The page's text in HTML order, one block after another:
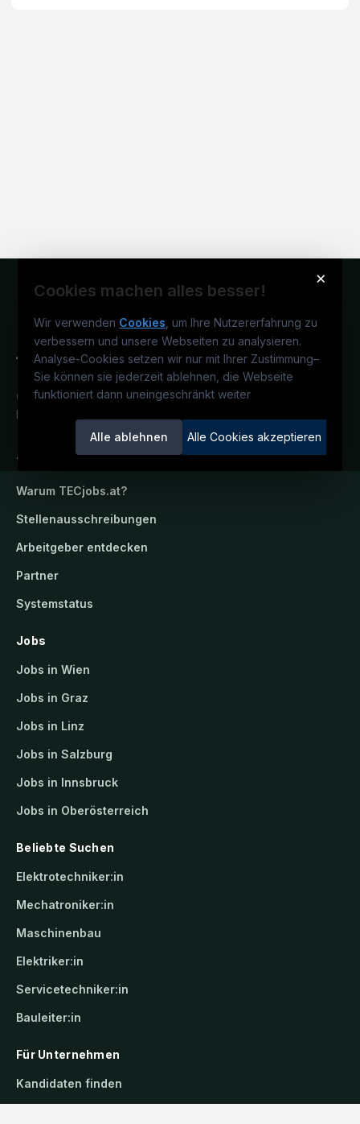
×
Cookies machen alles besser!
Wir verwenden Cookies , um Ihre Nutzererfahrung zu
verbessern und unsere Webseiten zu analysieren.
Analyse-Cookies setzen wir nur mit Ihrer Zustimmung–
Sie können sie jederzeit ablehnen, die Webseite
funktioniert dann uneingeschränkt weiter
Alle ablehnen Alle Cookies akzeptieren
Österreichs technisches Karriereportal.
Ein Service der candidatis GmbH.
TECjobs.at
Warum TECjobs.at?
Stellenausschreibungen
Arbeitgeber entdecken
Partner
Systemstatus
Jobs
Jobs in Wien
Jobs in Graz
Jobs in Linz
Jobs in Salzburg
Jobs in Innsbruck
Jobs in Oberösterreich
Beliebte Suchen
Elektrotechniker:in
Mechatroniker:in
Maschinenbau
Elektriker:in
Servicetechniker:in
Bauleiter:in
Für Unternehmen
Kandidaten finden